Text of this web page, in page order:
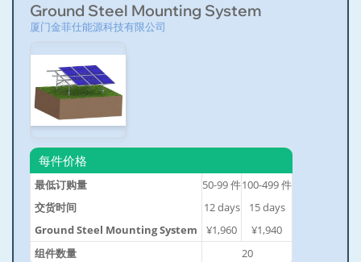
Ground Steel Mounting System
厦门金菲仕能源科技有限公司
每件价格
最低订购量 50-99件100-499件
交货时间
12days 15days
Ground Steel Mounting System
¥1,960
¥1,940
组件数量
20